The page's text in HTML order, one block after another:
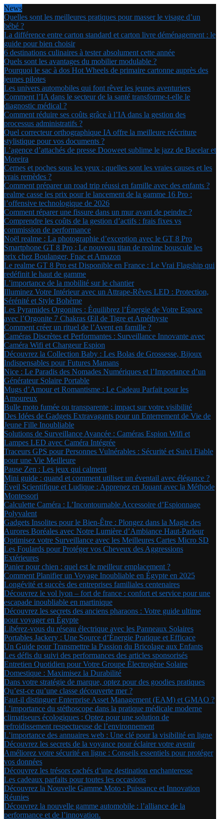
News
Quelles sont les meilleures pratiques pour masser le visage d’un
bébé ?
La différence entre carton standard et carton livre déménagement : le
guide pour bien choisir
6 destinations culinaires à tester absolument cette année
Quels sont les avantages du mobilier modulable ?
Pourquoi le sac à dos Hot Wheels de primaire cartonne auprès des
jeunes pilotes
Les univers automobiles qui font rêver les jeunes aventuriers
Comment l’IA dans le secteur de la santé transforme-t-elle le
diagnostic médical ?
Comment réduire ses coûts grâce à l’IA dans la gestion des
processus administratifs ?
Quel correcteur orthographique IA offre la meilleure réécriture
stylistique pour vos documents ?
L’agence d’attachés de presse Dooweet sublime le jazz de Bacelar et
Moreira
Cernes et poches sous les yeux : quelles sont les vraies causes et les
vrais remèdes ?
Comment préparer un road trip réussi en famille avec des enfants ?
realme casse les prix pour le lancement de la gamme 16 Pro :
l’offensive technologique de 2026
Comment réparer une fissure dans un mur avant de peindre ?
Comprendre les coûts de la gestion d’actifs : frais fixes vs
commission de performance
Noël realme : La photographie d’exception avec le GT 8 Pro
Smartphone GT 8 Pro : Le nouveau titan de realme bouscule les
prix chez Boulanger, Fnac et Amazon
Le realme GT 8 Pro est Disponible en France : Le Vrai Flagship qui
redéfinit le haut de gamme
L’importance de la mobilité sur le chantier
Illuminez Votre Intérieur avec un Attrape-Rêves LED : Protection,
Sérénité et Style Bohème
Les Pyramides Orgonites : Équilibrez l’Énergie de Votre Espace
avec l’Orgonite 7 Chakras Œil de Tigre et Améthyste
Comment créer un rituel de l’Avent en famille ?
Caméras Discrètes et Performantes : Surveillance Innovante avec
Caméra Wifi et Chargeur Espion
Découvrez la Collection Baby : Les Bolas de Grossesse, Bijoux
Indispensables pour Futures Mamans
Nice : Le Paradis des Nomades Numériques et l’Importance d’un
Générateur Solaire Portable
Mugs d’Amour et Romantisme : Le Cadeau Parfait pour les
Amoureux
Bulle moto fumée ou transparente : impact sur votre visibilité
Des Idées de Gadgets Extravagants pour un Enterrement de Vie de
Jeune Fille Inoubliable
Solutions de Surveillance Avancée : Caméras Espion Wifi et
Lampes LED avec Caméra Intégrée
Traceurs GPS pour Personnes Vulnérables : Sécurité et Suivi Fiable
pour une Vie Meilleure
Pause Zen : Les jeux qui calment
Mini guide : quand et comment utiliser un éventail avec élégance ?
Éveil Scientifique et Ludique : Apprenez en Jouant avec la Méthode
Montessori
Calculette Caméra : L’Incontournable Accessoire d’Espionnage
Polyvalent
Gadgets Insolites pour le Bien-Être : Plongez dans la Magie des
Aurores Boréales avec Notre Lumière d’Ambiance Haut-Parleur
Optimisez votre Surveillance avec les Meilleures Cartes Micro SD
Les Foulards pour Protéger vos Cheveux des Aggressions
Extérieures
Panier pour chien : quel est le meilleur emplacement ?
Comment Planifier un Voyage Inoubliable en Égypte en 2025
Longévité et succès des entreprises familiales centenaires
Découvrez le vol lyon – fort de france : confort et service pour une
escapade inoubliable en martinique
Découvrez les secrets des anciens pharaons : Votre guide ultime
pour voyager en Égypte
Libérez-vous du réseau électrique avec les Panneaux Solaires
Portables Jackery : Une Source d’Énergie Pratique et Efficace
Un Guide pour Transmettre la Passion du Bricolage aux Enfants
Les défis du suivi des performances des articles sponsorisés
Entretien Quotidien pour Votre Groupe Électrogène Solaire
Domestique : Maximisez la Durabilité
Dans votre stratégie de marque, optez pour des goodies pratiques
Qu’est-ce qu’une classe découverte mer ?
Faut-il distinguer Enterprise Asset Management (EAM) et GMAO ?
L’importance du stéthoscope dans la pratique médicale moderne
climatiseurs écologiques : Optez pour une solution de
refroidissement respectueuse de l’environnement
L’importance des annuaires web : Une clé pour la visibilité en ligne
Découvrez les secrets de la voyance pour éclairer votre avenir
Améliorez votre sécurité en ligne : Conseils essentiels pour protéger
vos données
Découvrez les trésors cachés d’une destination enchanteresse
Les cadeaux parfaits pour toutes les occasions
Découvrez la Nouvelle Gamme Moto : Puissance et Innovation
Réunies
Découvrez la nouvelle gamme automobile : l’alliance de la
performance et de l’innovation.